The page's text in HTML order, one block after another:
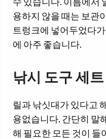
용하지 않을 때는 보관
트렁크에 넣어두었다
에 아주 좋습니다.
낚시 도구 세
릴과 낚싯대가 있다고
용없습니다. 간단히 말
해 필요한 모든 것이 들